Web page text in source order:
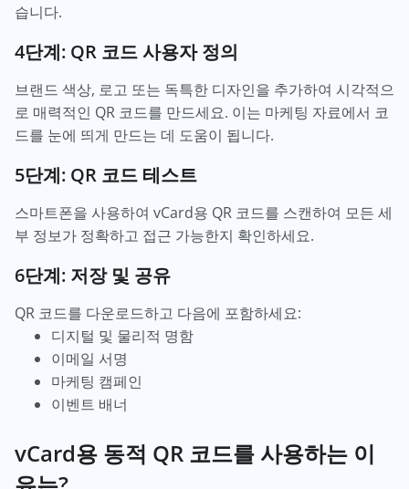
습니다.
4단계: QR 코드 사용자 정의
브랜드 색상, 로고 또는 독특한 디자인을 추가하여 시각적으
로 매력적인 QR 코드를 만드세요. 이는 마케팅 자료에서 코
드를 눈에 띄게 만드는 데 도움이 됩니다.
5단계: QR 코드 테스트
스마트폰을 사용하여 vCard용 QR 코드를 스캔하여 모든 세
부 정보가 정확하고 접근 가능한지 확인하세요.
6단계: 저장 및 공유
QR 코드를 다운로드하고 다음에 포함하세요:
디지털 및 물리적 명함
이메일 서명
마케팅 캠페인
이벤트 배너
vCard용 동적 QR 코드를 사용하는 이